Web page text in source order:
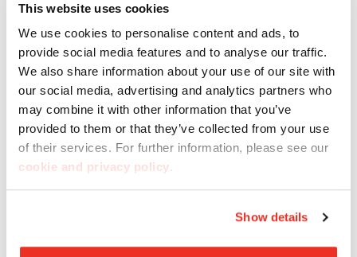
This website uses cookies
We use cookies to personalise content and ads, to
provide social media features and to analyse our traffic.
We also share information about your use of our site with
our social media, advertising and analytics partners who
may combine it with other information that you’ve
provided to them or that they’ve collected from your use
of their services. For further information, please see our
cookie and privacy policy.
Show details
Polyvalentes et fonctionnelles, les
céramiques en grès cérame de Casalgrande
Padanasont exclusivement composées de
matières premières naturelles. Anallergiques,
ignifuges, respectueuses de l'environnement,
complètement recyclables, antibactériennes et
autonettoyantes (grâce au traitement exclusifBios
Ceramics disponible sur demande), elles s'adaptent
à tous les espaces et contribuent ainsi à définir les
lieux du futur à travers la recherche et la mémoire,
la technologie, l'innovation et la connaissance.